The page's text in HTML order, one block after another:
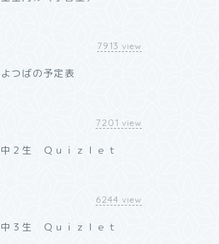
7913 view
よつばの予定表
7201 view
中２生 Ｑｕｉｚｌｅｔ
6244 view
中３生 Ｑｕｉｚｌｅｔ